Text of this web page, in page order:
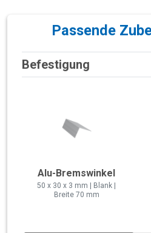
Passende
Befestigung
Alu-Bremswinkel
50 x 30 x 3 mm | Blank |
Breite 70 mm